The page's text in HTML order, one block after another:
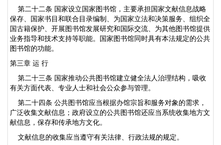
第二十二条 国家设立国家图书馆，主要承担国家文献信息战略
保存、国家书目和联合目录编制、为国家立法和决策服务、组织全
国古籍保护、开展图书馆发展研究和国际交流、为其他图书馆提供
业务指导和技术支持等职能。国家图书馆同时具有本法规定的公共
图书馆的功能。
第三章 运 行
第二十三条 国家推动公共图书馆建立健全法人治理结构，吸收
有关方面代表、专业人士和社会公众参与管理。
第二十四条 公共图书馆应当根据办馆宗旨和服务对象的需求，
广泛收集文献信息；政府设立的公共图书馆还应当系统收集地方文
献信息，保存和传承地方文化。
文献信息的收集应当遵守有关法律、行政法规的规定。